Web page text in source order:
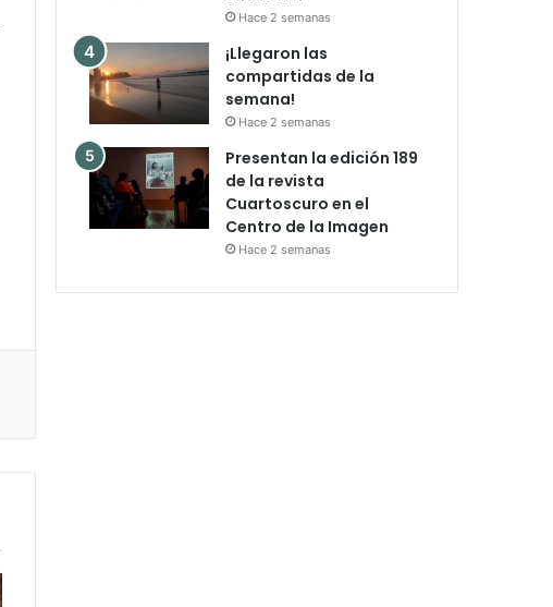
Hace 2 semanas
¡Llegaron las
compartidas de la
semana!
Hace 2 semanas
Presentan la edición 189
de la revista
Cuartoscuro en el
Centro de la Imagen
Hace 2 semanas